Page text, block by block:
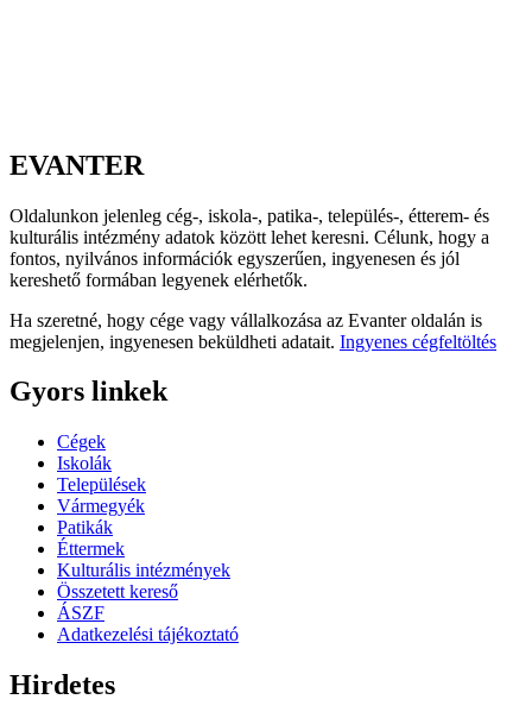
EVANTER
Oldalunkon jelenleg cég-, iskola-, patika-, település-, étterem- és
kulturális intézmény adatok között lehet keresni. Célunk, hogy a
fontos, nyilvános információk egyszerűen, ingyenesen és jól
kereshető formában legyenek elérhetők.
Ha szeretné, hogy cége vagy vállalkozása az Evanter oldalán is
megjelenjen, ingyenesen beküldheti adatait. Ingyenes cégfeltöltés
Gyors linkek
Cégek
Iskolák
Települések
Vármegyék
Patikák
Éttermek
Kulturális intézmények
Összetett kereső
ÁSZF
Adatkezelési tájékoztató
Hirdetes